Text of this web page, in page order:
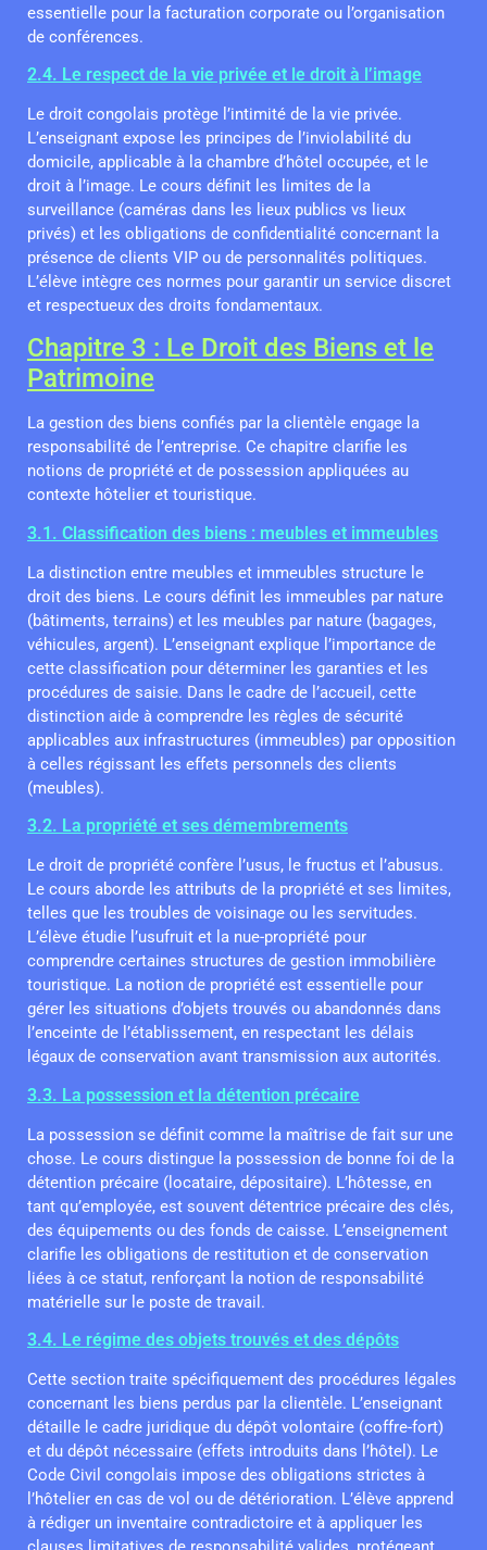
essentielle pour la facturation corporate ou l’organisation
de conférences.
2.4. Le respect de la vie privée et le droit à l’image
Le droit congolais protège l’intimité de la vie privée.
L’enseignant expose les principes de l’inviolabilité du
domicile, applicable à la chambre d’hôtel occupée, et le
droit à l’image. Le cours définit les limites de la
surveillance (caméras dans les lieux publics vs lieux
privés) et les obligations de confidentialité concernant la
présence de clients VIP ou de personnalités politiques.
L’élève intègre ces normes pour garantir un service discret
et respectueux des droits fondamentaux.
Chapitre 3 : Le Droit des Biens et le
Patrimoine
La gestion des biens confiés par la clientèle engage la
responsabilité de l’entreprise. Ce chapitre clarifie les
notions de propriété et de possession appliquées au
contexte hôtelier et touristique.
3.1. Classification des biens : meubles et immeubles
La distinction entre meubles et immeubles structure le
droit des biens. Le cours définit les immeubles par nature
(bâtiments, terrains) et les meubles par nature (bagages,
véhicules, argent). L’enseignant explique l’importance de
cette classification pour déterminer les garanties et les
procédures de saisie. Dans le cadre de l’accueil, cette
distinction aide à comprendre les règles de sécurité
applicables aux infrastructures (immeubles) par opposition
à celles régissant les effets personnels des clients
(meubles).
3.2. La propriété et ses démembrements
Le droit de propriété confère l’usus, le fructus et l’abusus.
Le cours aborde les attributs de la propriété et ses limites,
telles que les troubles de voisinage ou les servitudes.
L’élève étudie l’usufruit et la nue-propriété pour
comprendre certaines structures de gestion immobilière
touristique. La notion de propriété est essentielle pour
gérer les situations d’objets trouvés ou abandonnés dans
l’enceinte de l’établissement, en respectant les délais
légaux de conservation avant transmission aux autorités.
3.3. La possession et la détention précaire
La possession se définit comme la maîtrise de fait sur une
chose. Le cours distingue la possession de bonne foi de la
détention précaire (locataire, dépositaire). L’hôtesse, en
tant qu’employée, est souvent détentrice précaire des clés,
des équipements ou des fonds de caisse. L’enseignement
clarifie les obligations de restitution et de conservation
liées à ce statut, renforçant la notion de responsabilité
matérielle sur le poste de travail.
3.4. Le régime des objets trouvés et des dépôts
Cette section traite spécifiquement des procédures légales
concernant les biens perdus par la clientèle. L’enseignant
détaille le cadre juridique du dépôt volontaire (coffre-fort)
et du dépôt nécessaire (effets introduits dans l’hôtel). Le
Code Civil congolais impose des obligations strictes à
l’hôtelier en cas de vol ou de détérioration. L’élève apprend
à rédiger un inventaire contradictoire et à appliquer les